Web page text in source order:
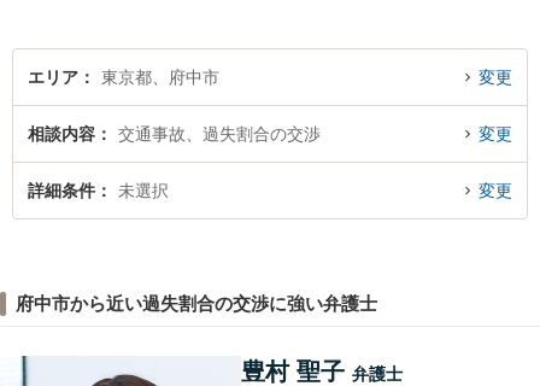
エリア 東京都、府中市 変更
相談内容 交通事故、過失割合の交渉 変更
詳細条件 未選択 変更
府中市から近い過失割合の交渉に強い弁護士
豊村 聖子 弁護士